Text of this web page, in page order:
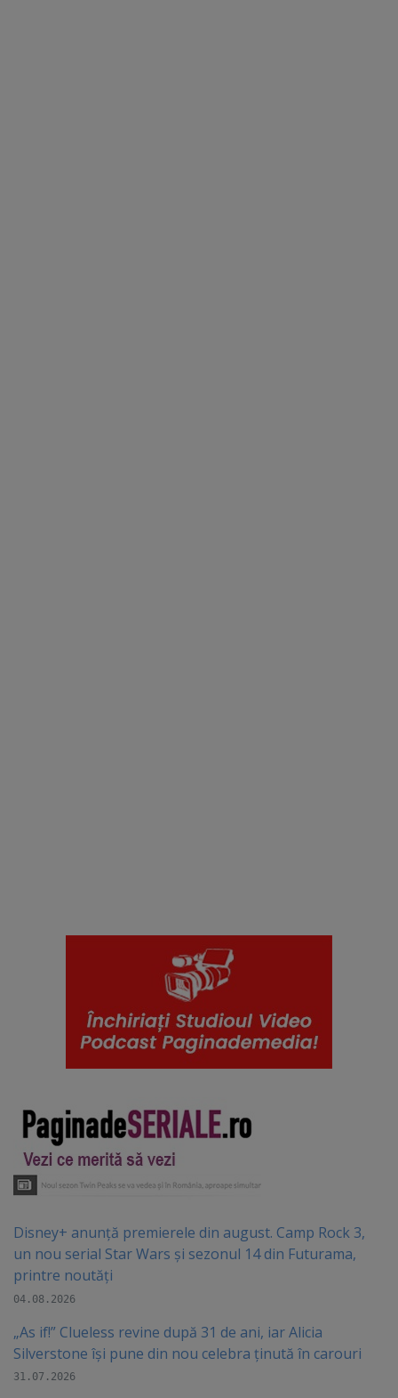
Disney+ anunță premierele din august. Camp Rock 3,
un nou serial Star Wars și sezonul 14 din Futurama,
printre noutăți
04.08.2026
„As if!” Clueless revine după 31 de ani, iar Alicia
Silverstone își pune din nou celebra ținută în carouri
31.07.2026